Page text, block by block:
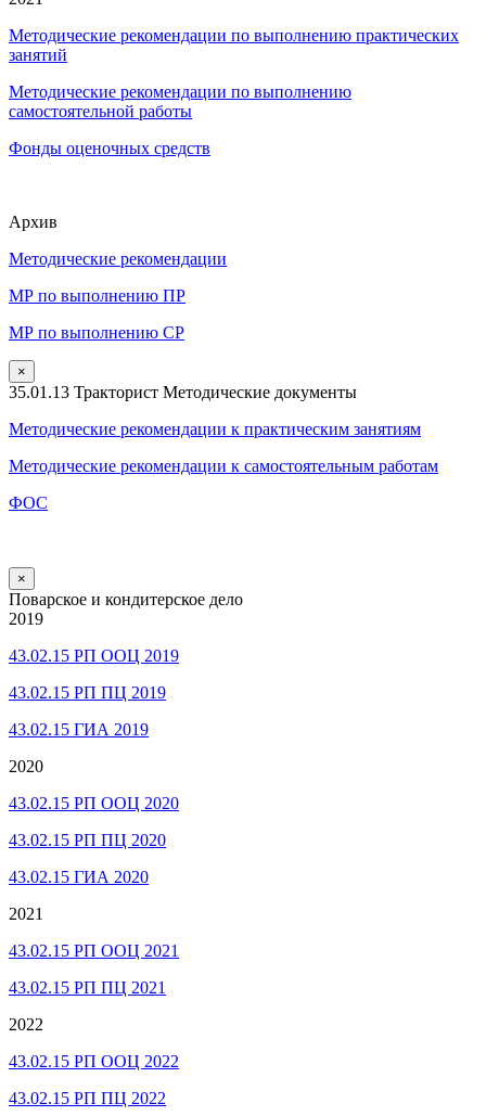
Методические рекомендации по выполнению практических
занятий
Методические рекомендации по выполнению
самостоятельной работы
Фонды оценочных средств
Архив
Методические рекомендации
МР по выполнению ПР
МР по выполнению СР
×
35.01.13 Тракторист Методические документы
Методические рекомендации к практическим занятиям
Методические рекомендации к самостоятельным работам
ФОС
×
Поварское и кондитерское дело
2019
43.02.15 РП ООЦ 2019
43.02.15 РП ПЦ 2019
43.02.15 ГИА 2019
2020
43.02.15 РП ООЦ 2020
43.02.15 РП ПЦ 2020
43.02.15 ГИА 2020
2021
43.02.15 РП ООЦ 2021
43.02.15 РП ПЦ 2021
2022
43.02.15 РП ООЦ 2022
43.02.15 РП ПЦ 2022